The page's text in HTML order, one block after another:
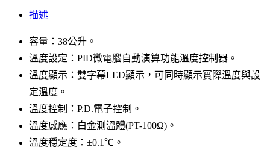
描述
容量：38公升。
溫度設定：PID微電腦自動演算功能溫度控制器。
溫度顯示：雙字幕LED顯示，可同時顯示實際溫度與設
定溫度。
溫度控制：P.D.電子控制。
溫度感應：白金測溫體(PT-100Ω)。
溫度穏定度：±0.1℃。